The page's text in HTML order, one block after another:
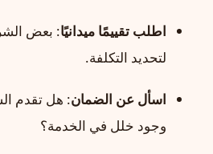
اطلب تقييمًا ميدانيًا: بعض
لتحديد التكلفة.
اسأل عن الضمان: هل تقدم
وجود خلل في الخدمة؟